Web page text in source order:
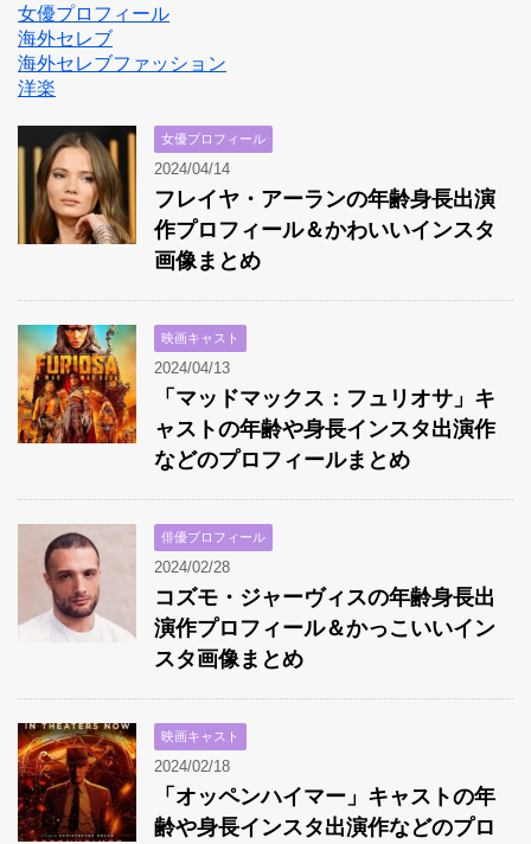
女優プロフィール
海外セレブ
海外セレブファッション
洋楽
女優プロフィール
2024/04/14
フレイヤ・アーランの年齢身長出演
作プロフィール＆かわいいインスタ
画像まとめ
映画キャスト
2024/04/13
「マッドマックス：フュリオサ」キ
ャストの年齢や身長インスタ出演作
などのプロフィールまとめ
俳優プロフィール
2024/02/28
コズモ・ジャーヴィスの年齢身長出
演作プロフィール＆かっこいいイン
スタ画像まとめ
映画キャスト
2024/02/18
「オッペンハイマー」キャストの年
齢や身長インスタ出演作などのプロ